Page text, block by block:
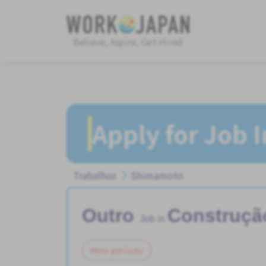
Believe, Aspire, Get Hired
Apply for Job
Trabalhos Shimamoto
Outro